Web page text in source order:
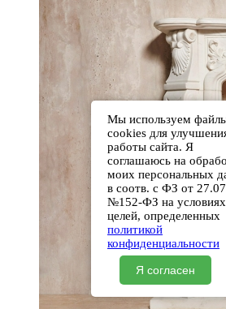
Мы используем
cookies для
работы сайта. Я
соглашаюсь на
моих персональных
в соотв. с ФЗ от
№152-ФЗ на
целей, определенных
политикой
конфиденциальности
Я согласен